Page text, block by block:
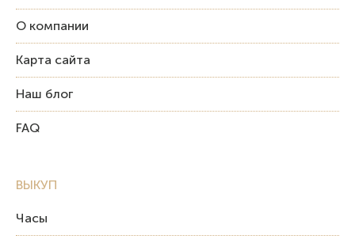
О компании
Карта сайта
Наш блог
FAQ
ВЫКУП
Часы